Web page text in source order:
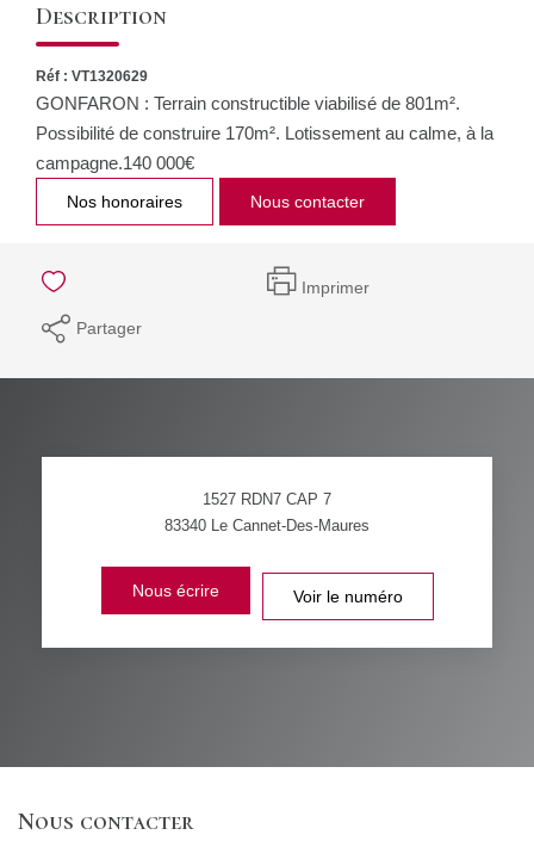
Description
Réf : VT1320629
GONFARON : Terrain constructible viabilisé de 801m².
Possibilité de construire 170m². Lotissement au calme, à la
campagne.140 000€
Nos honoraires Nous contacter
Imprimer
Partager
1527 RDN7 CAP 7
83340 Le Cannet-Des-Maures
Nous écrire Voir le numéro
Nous contacter